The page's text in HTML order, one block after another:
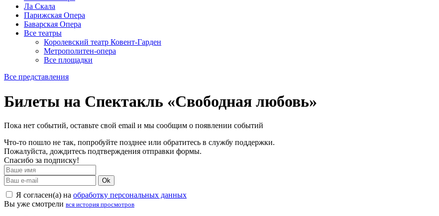
Ла Скала
Парижская Опера
Баварская Опера
Все театры
Королевский театр Ковент-Гарден
Метрополитен-опера
Все площадки
Все представления
Билеты на Спектакль «Свободная любовь»
Пока нет событий, оставьте свой email и мы сообщим о появлении событий
Что-то пошло не так, попробуйте позднее или обратитесь в службу поддержки.
Пожалуйста, дождитесь подтверждения отправки формы.
Спасибо за подписку!
Ok
Я согласен(а) на обработку персональных данных
Вы уже смотрели вся история просмотров